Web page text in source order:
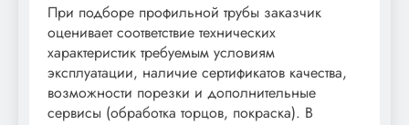
При подборе профильной трубы заказчик
оценивает соответствие технических
характеристик требуемым условиям
эксплуатации, наличие сертификатов качества,
возможности порезки и дополнительные
сервисы (обработка торцов, покраска). В